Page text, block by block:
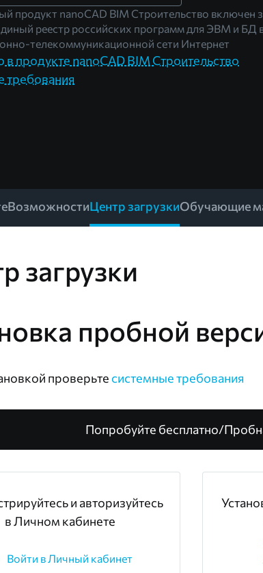
продукт nanoCAD BIM Строительство включен
реестр российских программ для ЭВМ и БД
телекоммуникационной сети Интернет
в продукте nanoCAD BIM Строительство
требования
ВозможностиЦентр загрузкиОбучающие
загрузки
пробной
проверьте системные требования
Попробуйте бесплатно/
и авторизуйтесь
в Личном кабинете
Войти в Личный кабинет